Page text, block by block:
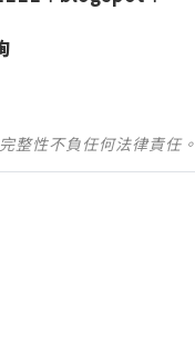
整性不負任何法律責任。